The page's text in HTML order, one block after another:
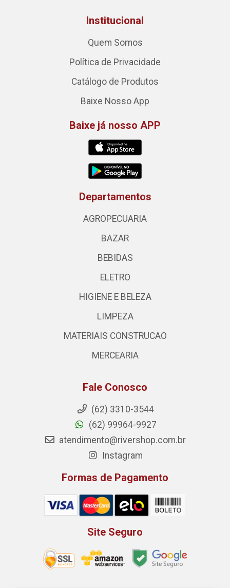
Institucional
Quem Somos
Política de Privacidade
Catálogo de Produtos
Baixe Nosso App
Baixe já nosso APP
Departamentos
AGROPECUARIA
BAZAR
BEBIDAS
ELETRO
HIGIENE E BELEZA
LIMPEZA
MATERIAIS CONSTRUCAO
MERCEARIA
Fale Conosco
(62) 3310-3544
(62) 99964-9927
atendimento@rivershop.com.br
Instagram
Formas de Pagamento
Site Seguro